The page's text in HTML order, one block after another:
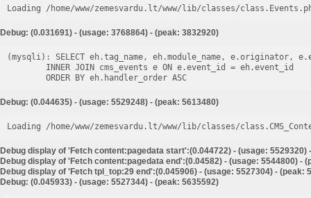
Loading /home/www/zemesvardu.lt/www/lib/classes/
Debug: (0.031691) - (usage: 3768864) - (peak: 3832920)
(mysqli): SELECT eh.tag_name, eh.module_name, e.originator,
Debug: (0.044635) - (usage: 5529248) - (peak: 5613480)
Loading /home/www/zemesvardu.lt/www/lib/classes/
Debug display of 'Fetch content:pagedata start':(0.044722) - (usage: 5529320)
Debug display of 'Fetch content:pagedata end':(0.04582) - (usage: 5544800) -
Debug display of 'Fetch tpl_top:29 end':(0.045906) - (usage: 5527304) - (peak:
Debug: (0.045933) - (usage: 5527344) - (peak: 5635592)